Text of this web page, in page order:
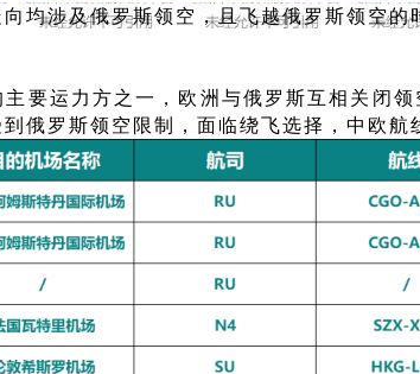
均涉及俄罗斯领空，且飞越俄罗斯领空的
要运力方之一，欧洲与俄罗斯互相关闭
俄罗斯领空限制，面临绕飞选择， 中欧航